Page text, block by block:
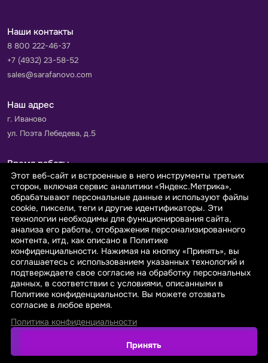
Наши контакты
8 800 222-46-37
+7 (4932) 23-58-52
sales@sarafanovo.com
Наш адрес
г. Иваново
ул. Поэта Лебедева, д.5
Время работы
Пн-Пт с 9.00 до 18.00
Сб-Вс: выходной
Принимаем к оплате
© 2026 sarafanovo.com - Интернет-магазин "САРАФАНОВО"
специализируется на производстве, продаже тканей оптом и в
розницу с доставкой по Роcсии и СНГ.
Политика обработки персональных данных
Этот веб-сайт и встроенные в него инструменты третьих
сторон, включая сервис аналитики «Яндекс.Метрика»,
обрабатывают персональные данные и используют файлы
cookie, пиксели, теги и другие идентификаторы. Эти
технологии необходимы для функционирования сайта,
анализа его работы, отображения персонализированного
контента, итд, как описано в Политике
конфиденциальности. Нажимая на кнопку «Принять», вы
соглашаетесь с использованием указанных технологий и
подтверждаете свое согласие на обработку персональных
данных, в соответствии с условиями, описанными в
Политике конфиденциальности. Вы можете отозвать
согласие в любое время.
Политика конфиденциальности